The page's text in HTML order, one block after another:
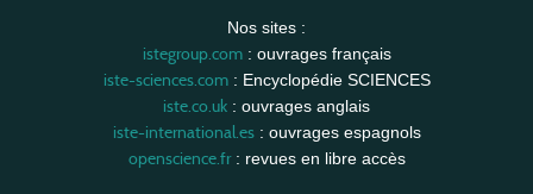
Nos sites :
istegroup.com: ouvrages français
iste-sciences.com: Encyclopédie SCIENCES
iste.co.uk : ouvrages anglais
iste-international.es: ouvrages espagnols
openscience.fr: revues en libre accès